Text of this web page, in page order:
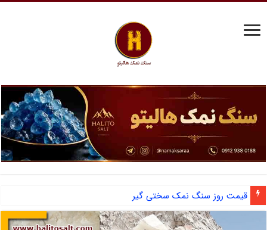
قیمت نمک شکری گرمسار